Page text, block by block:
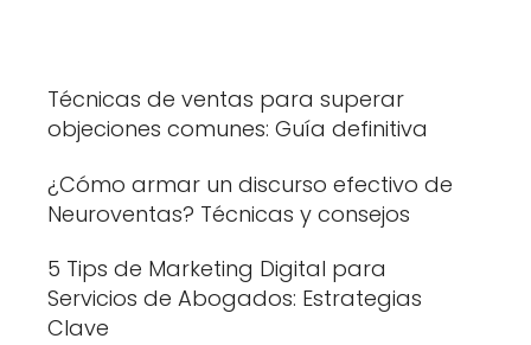
Técnicas de ventas para superar
objeciones comunes: Guía definitiva
¿Cómo armar un discurso efectivo de
Neuroventas? Técnicas y consejos
5 Tips de Marketing Digital para
Servicios de Abogados: Estrategias
Clave